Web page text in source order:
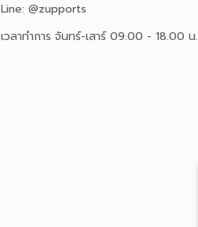
Line: @zupports
เวลาทำการ จันทร์-เสาร์ 09.00 - 18.00 น.